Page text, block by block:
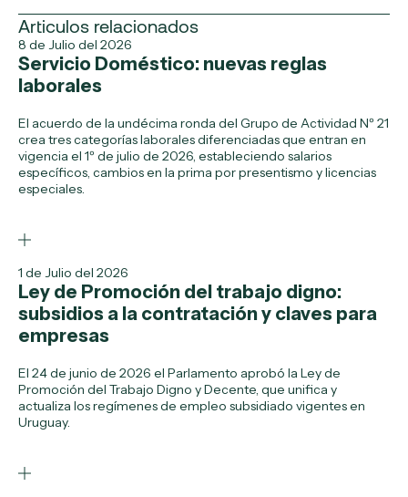
Articulos relacionados
8 de Julio del 2026
Servicio Doméstico: nuevas reglas
laborales
El acuerdo de la undécima ronda del Grupo de Actividad Nº 21
crea tres categorías laborales diferenciadas que entran en
vigencia el 1º de julio de 2026, estableciendo salarios
específicos, cambios en la prima por presentismo y licencias
especiales.
1 de Julio del 2026
Ley de Promoción del trabajo digno:
subsidios a la contratación y claves para
empresas
El 24 de junio de 2026 el Parlamento aprobó la Ley de
Promoción del Trabajo Digno y Decente, que unifica y
actualiza los regímenes de empleo subsidiado vigentes en
Uruguay.